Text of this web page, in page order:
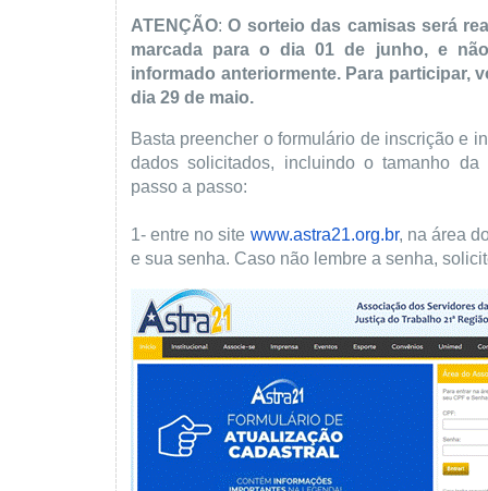
ATENÇÃO:O sorteio das camisas será
marcada para o dia 01 de junho, e
informado anteriormente. Para participar,
dia 29 de maio.
Basta preencher o formulário de inscrição e
dados solicitados, incluindo o tamanho
passo a passo:
1- entre no site www.astra21.org.br, na área
e sua senha. Caso não lembre a senha,